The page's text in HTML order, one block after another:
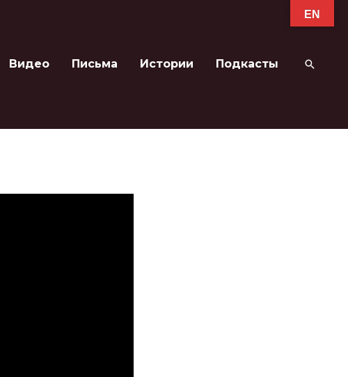
Видео Письма Истории Подкасты Поиск
EN